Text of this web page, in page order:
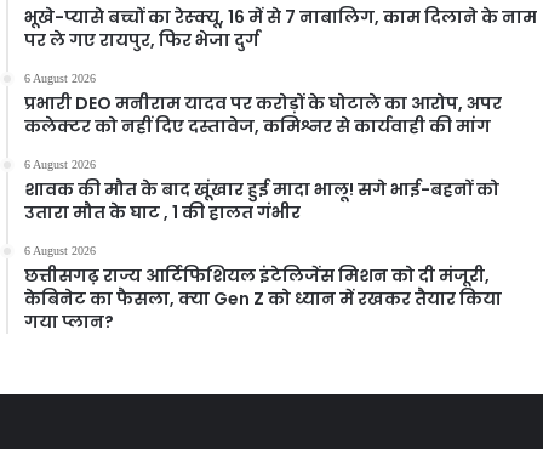
भूखे-प्यासे बच्चों का रेस्क्यू, 16 में से 7 नाबालिग, काम दिलाने के नाम
पर ले गए रायपुर, फिर भेजा दुर्ग
6 August 2026
प्रभारी DEO मनीराम यादव पर करोड़ों के घोटाले का आरोप, अपर
कलेक्टर को नहीं दिए दस्तावेज, कमिश्नर से कार्यवाही की मांग
6 August 2026
शावक की मौत के बाद खूंखार हुई मादा भालू! सगे भाई-बहनों को
उतारा मौत के घाट , 1 की हालत गंभीर
6 August 2026
छत्तीसगढ़ राज्य आर्टिफिशियल इंटेलिजेंस मिशन को दी मंजूरी,
केबिनेट का फैसला, क्या Gen Z को ध्यान में रखकर तैयार किया
गया प्लान?